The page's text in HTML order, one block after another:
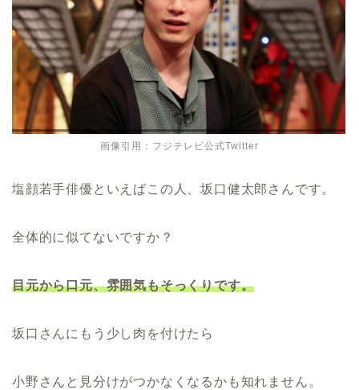
画像引用：フジテレビ公式Twitter
塩顔若手俳優といえばこの人、坂口健太郎さんです。
全体的に似てないですか？
目元から口元、雰囲気もそっくりです。
坂口さんにもう少し肉を付けたら
小野さんと見分けがつかなくなるかも知れません。